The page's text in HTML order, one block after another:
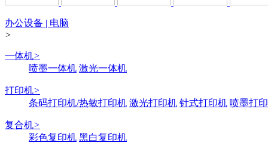
办公设备 | 电脑
>
一体机>
喷墨一体机 激光一体机
打印机>
条码打印机/热敏打印机 激光打印机 针式打印机 喷墨打
复合机>
彩色复印机 黑白复印机